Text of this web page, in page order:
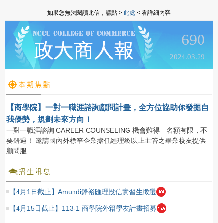
如果您無法閱讀此信，請點 > 此處 < 看詳細內容
690
2024.03.29
【商學院】一對一職涯諮詢顧問計畫，全方位協助你發掘自
我優勢，規劃未來方向！
一對一職涯諮詢 CAREER COUNSELING 機會難得，名額有限，不
要錯過！ 邀請國內外標竿企業擔任經理級以上主管之畢業校友提供
顧問服...
【4月1日截止】Amundi鋒裕匯理投信實習生徵選
【4月15日截止】113-1 商學院外籍學友計畫招募